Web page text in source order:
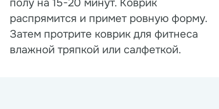
полу на 15-20 минут. Коврик
распрямится и примет ровную форму.
Затем протрите коврик для фитнеса
влажной тряпкой или салфеткой.